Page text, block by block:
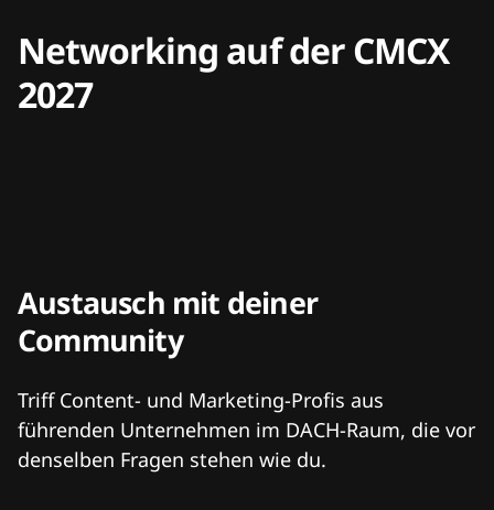
Networking auf der CMCX
2027
Austausch mit deiner
Community
Triff Content- und Marketing-Profis aus
führenden Unternehmen im DACH-Raum, die vor
denselben Fragen stehen wie du.